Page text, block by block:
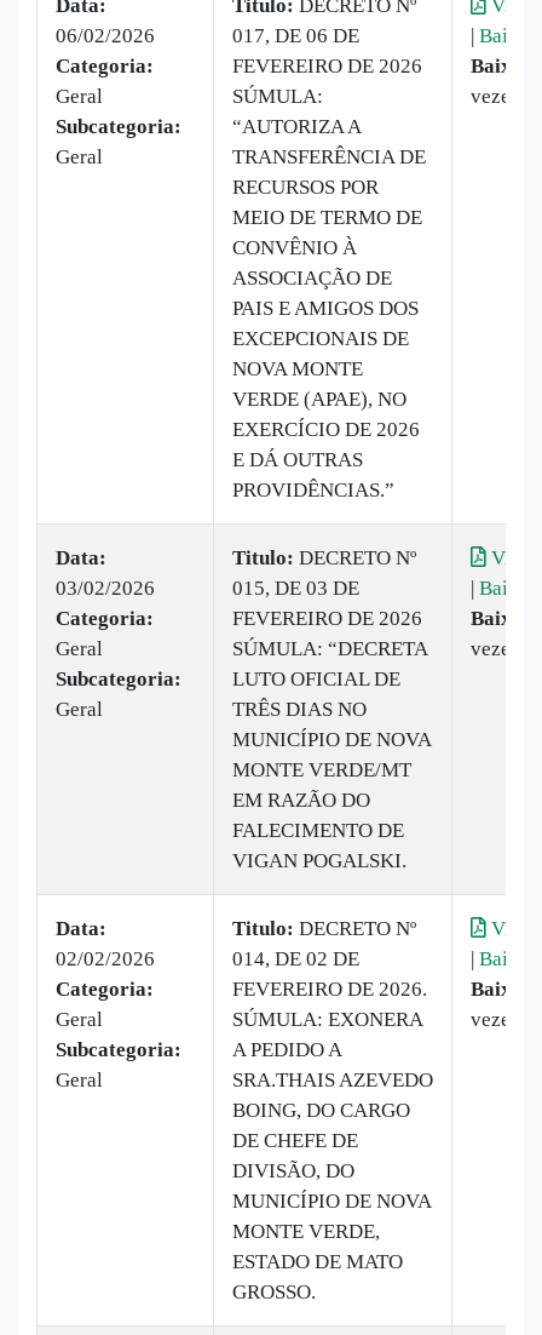
Data:
06/02/2026
Categoria:
Geral
Subcategoria:
Geral
Titulo:
DECRETO Nº
017, DE 06 DE
FEVEREIRO DE 2026
SÚMULA:
“AUTORIZA A
TRANSFERÊNCIA DE
RECURSOS POR
MEIO DE TERMO DE
CONVÊNIO À
ASSOCIAÇÃO DE
PAIS E AMIGOS DOS
EXCEPCIONAIS DE
NOVA MONTE
VERDE (APAE), NO
EXERCÍCIO DE 2026
E DÁ OUTRAS
PROVIDÊNCIAS.”
| Baixar
vezes
Data:
03/02/2026
Categoria:
Geral
Subcategoria:
Geral
Titulo: DECRETO Nº
015, DE 03 DE
FEVEREIRO DE 2026
SÚMULA: “DECRETA
LUTO OFICIAL DE
TRÊS DIAS NO
MUNICÍPIO DE NOVA
MONTE VERDE/MT
EM RAZÃO DO
FALECIMENTO DE
VIGAN POGALSKI.
| Baixar
vezes
Data:
02/02/2026
Categoria:
Geral
Subcategoria:
Geral
Titulo: DECRETO Nº
014, DE 02 DE
FEVEREIRO DE 2026.
SÚMULA: EXONERA
A PEDIDO A
SRA.THAIS AZEVEDO
BOING, DO CARGO
DE CHEFE DE
DIVISÃO, DO
MUNICÍPIO DE NOVA
MONTE VERDE,
ESTADO DE MATO
GROSSO.
| Baixar
vezes